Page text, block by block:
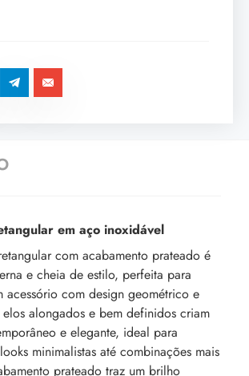
em aço inoxidável
com acabamento prateado é
e cheia de estilo, perfeita para
acessório com design geométrico e
elos alongados e bem definidos criam
e elegante, ideal para
minimalistas até combinações mais
prateado traz um brilho